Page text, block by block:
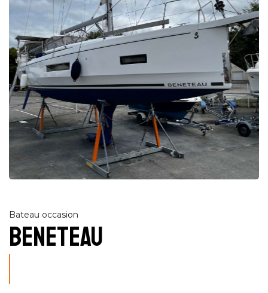
Bateau occasion
BENETEAU